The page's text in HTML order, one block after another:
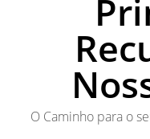
O Caminho para o